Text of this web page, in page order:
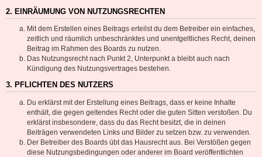
2. EINRÄUMUNG VON NUTZUNGSRECHTEN
Mit dem Erstellen eines Beitrags erteilst du dem Betreiber ein einfaches,
zeitlich und räumlich unbeschränktes und unentgeltliches Recht, deinen
Beitrag im Rahmen des Boards zu nutzen.
Das Nutzungsrecht nach Punkt 2, Unterpunkt a bleibt auch nach
Kündigung des Nutzungsvertrages bestehen.
3. PFLICHTEN DES NUTZERS
Du erklärst mit der Erstellung eines Beitrags, dass er keine Inhalte
enthält, die gegen geltendes Recht oder die guten Sitten verstoßen. Du
erklärst insbesondere, dass du das Recht besitzt, die in deinen
Beiträgen verwendeten Links und Bilder zu setzen bzw. zu verwenden.
Der Betreiber des Boards übt das Hausrecht aus. Bei Verstößen gegen
diese Nutzungsbedingungen oder anderer im Board veröffentlichten